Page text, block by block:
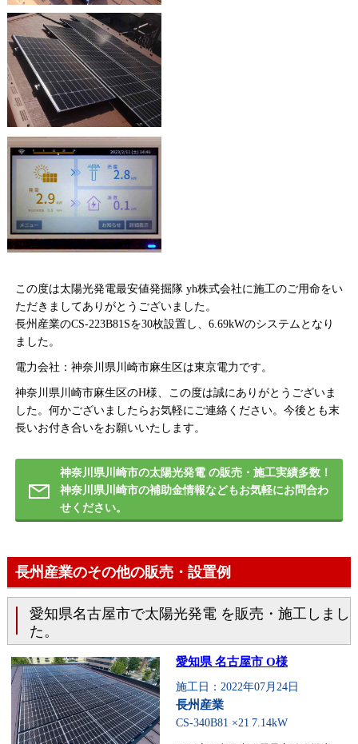
この度は太陽光発電最安値発掘隊 yh株式会社に施工のご用命をい
ただきましてありがとうございました。
長州産業のCS-223B81Sを30枚設置し、6.69kWのシステムとなり
ました。
電力会社：神奈川県川崎市麻生区は東京電力です。
神奈川県川崎市麻生区のH様、この度は誠にありがとうございま
した。何かございましたらお気軽にご連絡ください。今後とも末
長いお付き合いをお願いいたします。
神奈川県川崎市の太陽光発電 の販売・施工実績多数！
神奈川県川崎市の補助金情報などもお気軽にお問合わ
せください。
長州産業のその他の販売・設置例
愛知県名古屋市で太陽光発電 を販売・施工しまし
た。
愛知県 名古屋市 O様
施工日：2022年07月24日
長州産業
CS-340B81 ×21 7.14kW